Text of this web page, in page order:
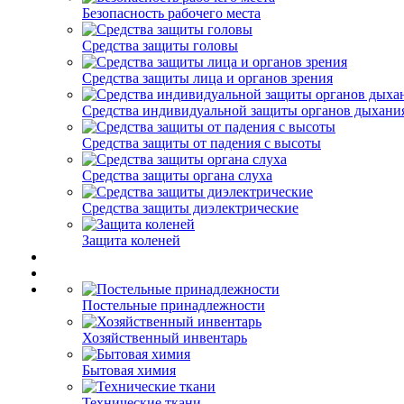
Безопасность рабочего места
Средства защиты головы
Средства защиты лица и органов зрения
Средства индивидуальной защиты органов
Средства защиты от падения с высоты
Средства защиты органа слуха
Средства защиты диэлектрические
Защита коленей
Постельные принадлежности
Хозяйственный инвентарь
Бытовая химия